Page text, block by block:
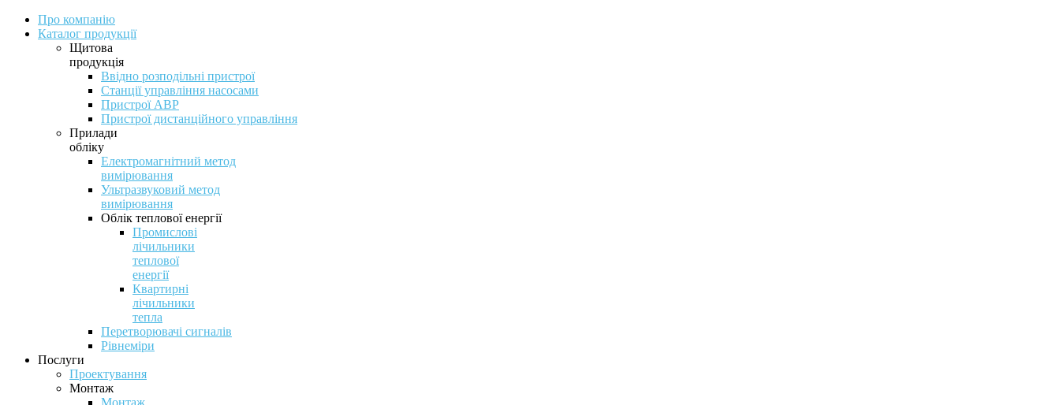
Про компанію
Каталог продукції
Щитова
продукція
Ввідно розподільні пристрої
Станції управління насосами
Пристрої АВР
Пристрої дистанційного управління
Прилади
обліку
Електромагнітний метод
вимірювання
Ультразвуковий метод
вимірювання
Облік теплової енергії
Промислові
лічильники
теплової
енергії
Квартирні
лічильники
тепла
Перетворювачі сигналів
Рівнеміри
Послуги
Проектування
Монтаж
Монтаж